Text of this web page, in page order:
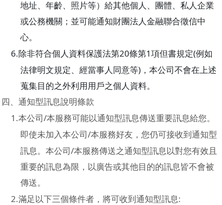
地址、年齡、照片等）給其他個人、團體、私人企業
或公務機關；並可能通知財團法人金融聯合徵信中
心。
6.除非符合個人資料保護法第20條第1 項但書規定(例如
法律明文規定、經當事人同意等)，本公司不會在上述
蒐集目的之外利用用戶之個人資料。
四、通知型訊息說明條款
1.本公司/本服務可能以通知型訊息傳送重要訊息給您。
即使未加入本公司 /本服務好友，您仍可接收到通知型
訊息。本公司 /本服務傳送之通知型訊息以對您有效且
重要的訊息為限，以廣告或其他目的的訊息皆不會被
傳送。
2.滿足以下三個條件者，將可收到通知型訊息: